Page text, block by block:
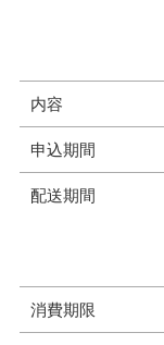
内容
申込期間
配送期間
消費期限